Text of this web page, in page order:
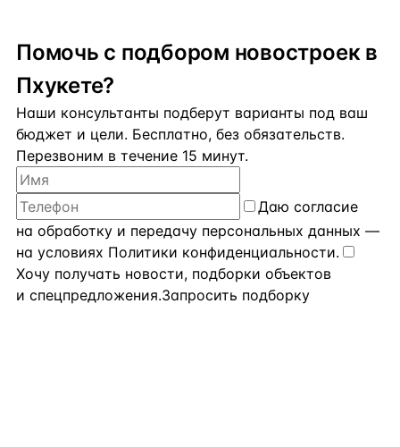
у бассейна на крыше, а также пользоваться
бассейнов 2 спортзала СПА 2 ресторана регулярный
детский клуб и детский бассейн ресепшн 24/7 Квартиру
можно использовать для личного проживания или
передать в управление отельному оператору и получать
пассивный доход. Репутация и опыт УК с мировым
именем гарантирует стабильно растущий доход из года
в год. По самым пессимистичным расчета
Помочь с подбором новостроек в
Пхукете?
Наши консультанты подберут варианты под ваш
бюджет и цели. Бесплатно, без обязательств.
Перезвоним в течение 15 минут.
Даю согласие
на обработку и передачу персональных данных —
на условиях Политики конфиденциальности.
Хочу получать новости, подборки объектов
и спецпредложения.Запросить подборку